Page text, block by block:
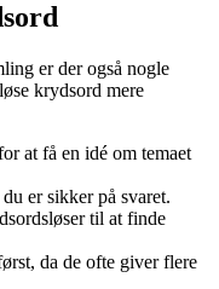
er der også nogle
krydsord mere
at få en idé om temaet
er sikker på svaret.
til at finde
da de ofte giver flere